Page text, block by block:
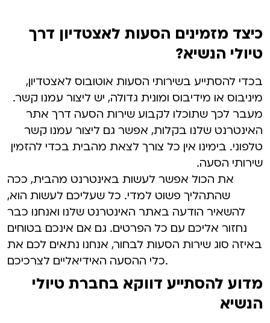
כיצד מזמינים הסעות לאצטדיון דרך
טיולי הנשיא?
בכדי להסתייע בשירותי הסעות אוטובוס לאצטדיון,
מיניבוס או מידיבוס ומונית גדולה, יש ליצור עמנו קשר.
מעבר לכך שתוכלו לקבוע שירות הסעה דרך אתר
האינטרנט שלנו בקלות, אפשר גם ליצור עמנו קשר
טלפוני. בימינו אין כל צורך לצאת מהבית בכדי להזמין
שירותי הסעה.
את הכול אפשר לעשות באינטרנט מהבית, ככה
שהתהליך פשוט למדי. כל שעליכם לעשות הוא,
להשאיר הודעה באתר האינטרנט שלנו ואנחנו כבר
נחזור אליכם עם כל הפרטים. גם אם אינכם בטוחים
באיזה סוג שירות הסעות לבחור, אנחנו נתאים לכם את
כלי ההסעה האידיאליים לצרכיכם.
מדוע להסתייע דווקא בחברת טיולי
הנשיא